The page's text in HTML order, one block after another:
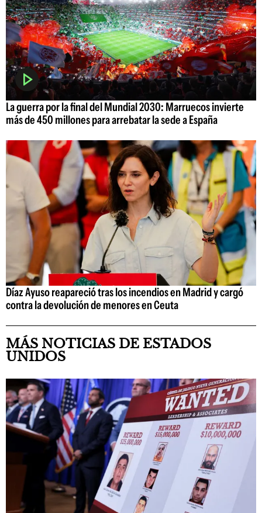
La guerra por la final del Mundial 2030: Marruecos invierte
más de 450 millones para arrebatar la sede a España
Díaz Ayuso reapareció tras los incendios en Madrid y cargó
contra la devolución de menores en Ceuta
MÁS NOTICIAS DE ESTADOS
UNIDOS